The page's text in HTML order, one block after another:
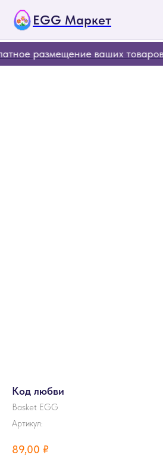
EGG Маркет
размещение ваших товаров
Код любви
Basket EGG
Артикул:
89,00 ₽